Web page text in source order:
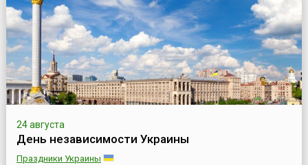
переворота.20 августа 1991 года Верховный Сове...
24 августа
День независимости Украины
Праздники Украины